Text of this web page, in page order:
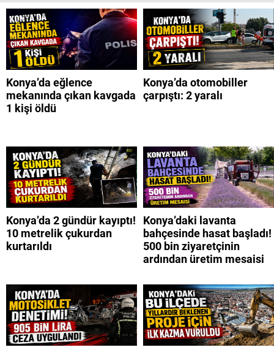
Konya’da eğlence
mekanında çıkan kavgada
1 kişi öldü
Konya’da otomobiller
çarpıştı: 2 yaralı
Konya’da 2 gündür kayıptı!
10 metrelik çukurdan
kurtarıldı
Konya’daki lavanta
bahçesinde hasat başladı!
500 bin ziyaretçinin
ardından üretim mesaisi